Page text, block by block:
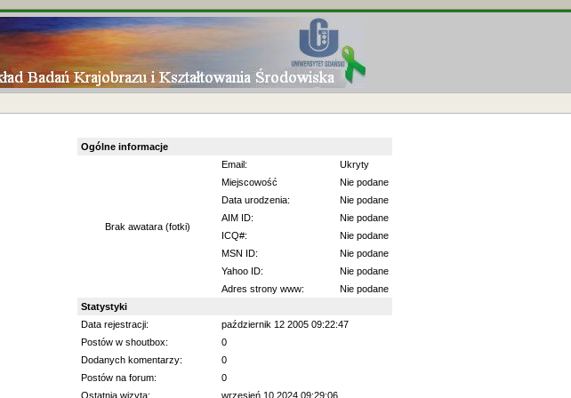
Ogólne informacje
Brak awatara (fotki)
Email:
Ukryty
Miejscowość
Nie podane
Data urodzenia:
Nie podane
AIM ID:
Nie podane
ICQ#:
Nie podane
MSN ID:
Nie podane
Yahoo ID:
Nie podane
Adres strony www:
Nie podane
Statystyki
Data rejestracji:
październik 12 2005 09:22:47
Postów w shoutbox:
0
Dodanych komentarzy:
0
Postów na forum:
0
Ostatnia wizyta:
wrzesień 10 2024 09:29:06